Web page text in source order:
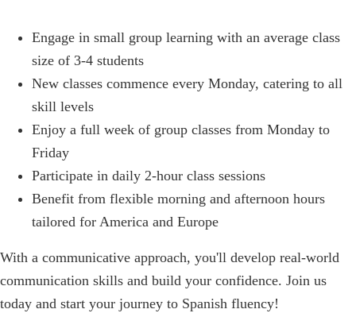
Engage in small group learning with an average class
size of 3-4 students
New classes commence every Monday, catering to all
skill levels
Enjoy a full week of group classes from Monday to
Friday
Participate in daily 2-hour class sessions
Benefit from flexible morning and afternoon hours
tailored for America and Europe
With a communicative approach, you'll develop real-world
communication skills and build your confidence. Join us
today and start your journey to Spanish fluency!